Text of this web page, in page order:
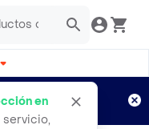
en
servicio,
Aplican TyC